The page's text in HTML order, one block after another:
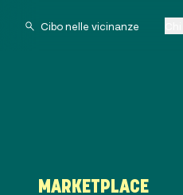
MARKETPLACE